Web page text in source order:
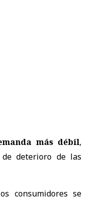
más débil,
de deterioro de las
consumidores se